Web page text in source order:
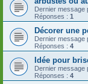
Dernier message
Réponses : 1
Décorer une
Dernier message
Réponses : 4
Idée pour
Dernier message
Réponses : 4